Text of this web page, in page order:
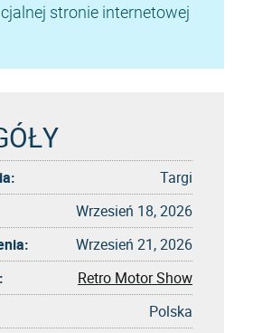
stronie internetowej
Targi
Wrzesień 18, 2026
Wrzesień 21, 2026
Retro Motor Show
Polska